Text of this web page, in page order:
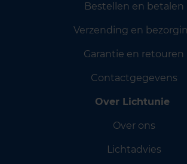
Bestellen en betalen
Verzending en
Garantie en retouren
Contactgegevens
Over Lichtunie
Over ons
Lichtadvies